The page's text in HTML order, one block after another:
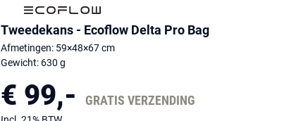
Tweedekans - Ecoflow Delta Pro Bag
Afmetingen: 59×48×67 cm
Gewicht: 630 g
€ 99,- GRATIS VERZENDING